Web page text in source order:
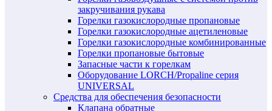
закручивания рукава
Горелки газокислородные пропановые
Горелки газокислородные ацетиленовые
Горелки газокислородные комбинированные
Горелки пропановые бытовые
Запасные части к горелкам
Оборудование LORCH/Propaline серия
UNIVERSAL
Средства для обеспечения безопасности
Клапана обратные